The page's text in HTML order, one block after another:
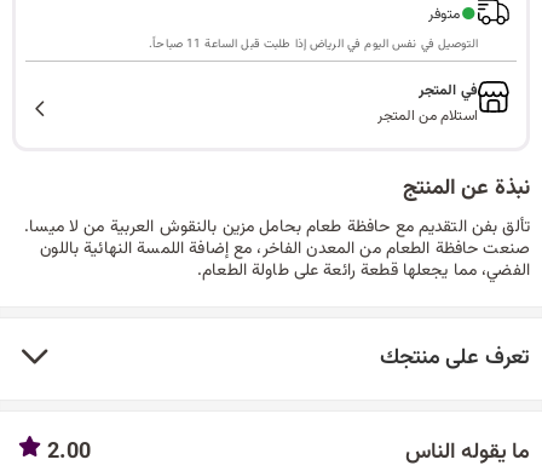
●متوفر
التوصيل في نفس اليوم في الرياض إذا طلبت قبل الساعة 11 صباحاً.
في المتجر
استلام من المتجر
نبذة عن المنتج
تألق بفن التقديم مع حافظة طعام بحامل مزين بالنقوش العربية من لا ميسا.
صنعت حافظة الطعام من المعدن الفاخر، مع إضافة اللمسة النهائية باللون
الفضي، مما يجعلها قطعة رائعة على طاولة الطعام.
تعرف على منتجك
ما يقوله الناس 2.00